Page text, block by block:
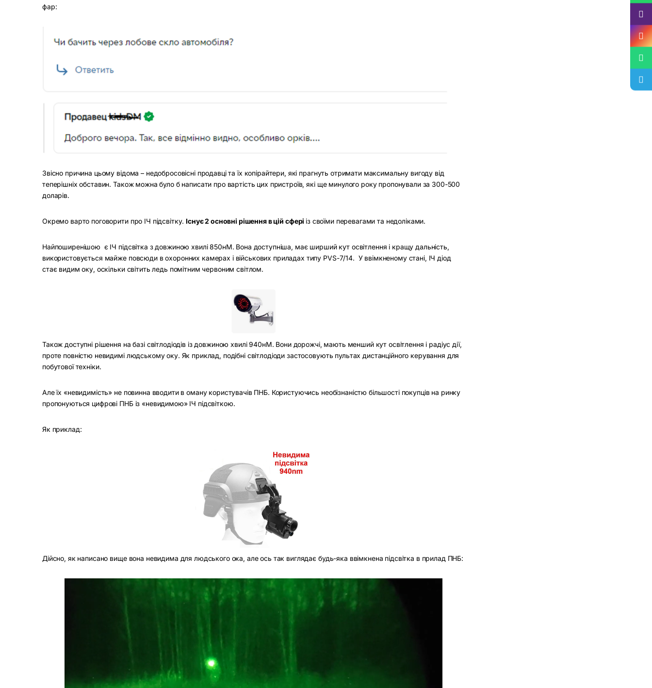
фар:
Звісно причина цьому відома – недобросовісні продавці та їх копірайтери, які прагнуть отримати максимальну вигоду від
теперішніх обставин. Також можна було б написати про вартість цих пристроїв, які ще минулого року пропонували за 300-500
доларів.
Окремо варто поговорити про ІЧ підсвітку. Існує 2 основні рішення в цій сфері із своїми перевагами та недоліками.
Найпоширенішою є ІЧ підсвітка з довжиною хвилі 850нМ. Вона доступніша, має ширший кут освітлення і кращу дальність,
використовується майже повсюди в охоронних камерах і військових приладах типу PVS-7/14. У ввімкненому стані, ІЧ діод
стає видим оку, оскільки світить ледь помітним червоним світлом.
Також доступні рішення на базі світлодіодів із довжиною хвилі 940нМ. Вони дорожчі, мають менший кут освітлення і радіус дії,
проте повністю невидимі людському оку. Як приклад, подібні світлодіоди застосовують пультах дистанційного керування для
побутової техніки.
Але їх «невидимість» не повинна вводити в оману користувачів ПНБ. Користуючись необізнаністю більшості покупців на ринку
пропонуються цифрові ПНБ із «невидимою» ІЧ підсвіткою.
Як приклад:
Дійсно, як написано вище вона невидима для людського ока, але ось так виглядає будь-яка ввімкнена підсвітка в прилад ПНБ: